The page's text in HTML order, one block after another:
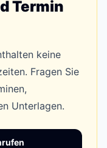
Termin
keine
Fragen Sie
Unterlagen.